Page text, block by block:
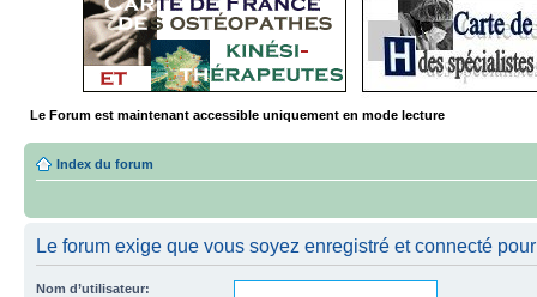
Le Forum est maintenant accessible uniquement en mode lecture
Index du forum
Le forum exige que vous soyez enregistré et connecté
Nom d’utilisateur: